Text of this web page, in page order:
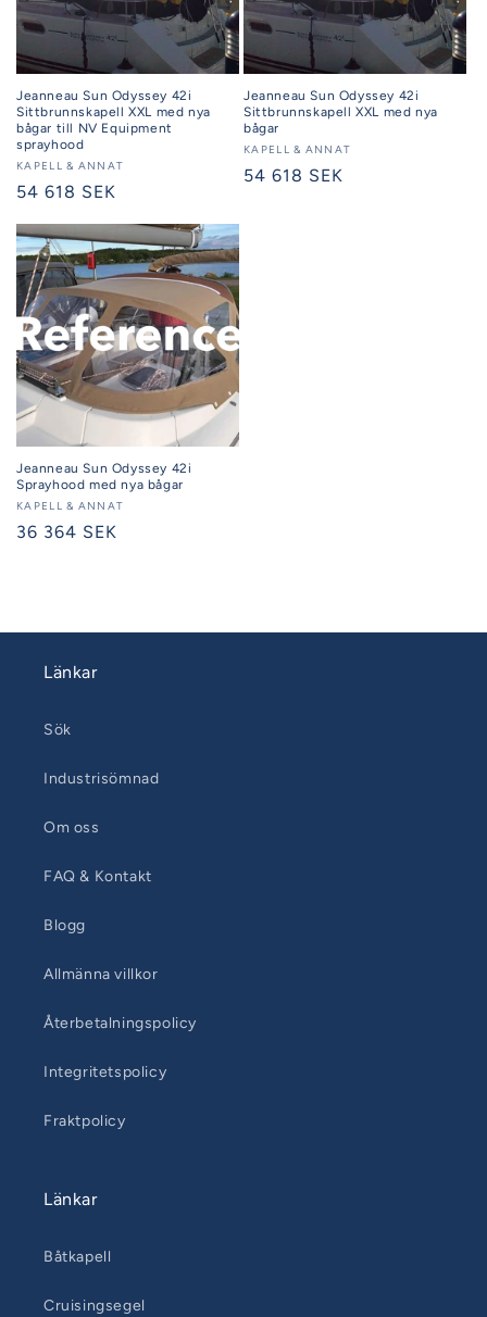
Jeanneau Sun Odyssey 42i
Sittbrunnskapell XXL med nya
bågar till NV Equipment
sprayhood
Säljare:
KAPELL & ANNAT
Ordinarie
54 618 SEK
Jeanneau Sun Odyssey 42i
Sittbrunnskapell XXL med nya
bågar
Säljare:
KAPELL & ANNAT
Ordinarie
54 618 SEK
Jeanneau Sun Odyssey 42i
Sprayhood med nya bågar
Säljare:
KAPELL & ANNAT
Ordinarie
36 364 SEK
Länkar
Sök
Industrisömnad
Om oss
FAQ & Kontakt
Blogg
Allmänna villkor
Återbetalningspolicy
Integritetspolicy
Fraktpolicy
Länkar
Båtkapell
Cruisingsegel